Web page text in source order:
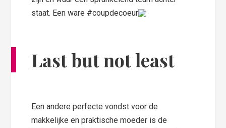
staat. Een ware #coupdecoeur
Last but not least
Een andere perfecte vondst voor de
makkelijke en praktische moeder is de